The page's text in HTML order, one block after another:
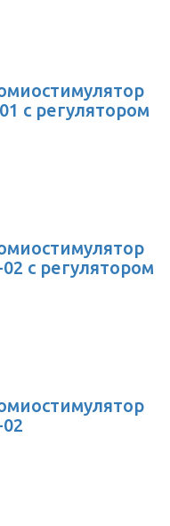
с регулятором
с регулятором